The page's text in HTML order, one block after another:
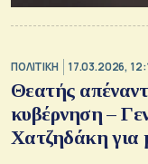
ΠΟΛΙΤΙΚΗ 17.03.2026,
Θεατής
κυβέρνηση –
Χατζηδάκη για